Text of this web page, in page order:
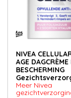
NIVEA
AGE
BESCHERMING
Meer Nivea